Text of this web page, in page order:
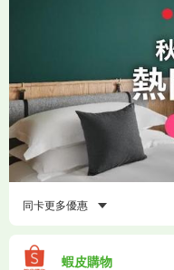
同卡更多優惠
蝦皮購物